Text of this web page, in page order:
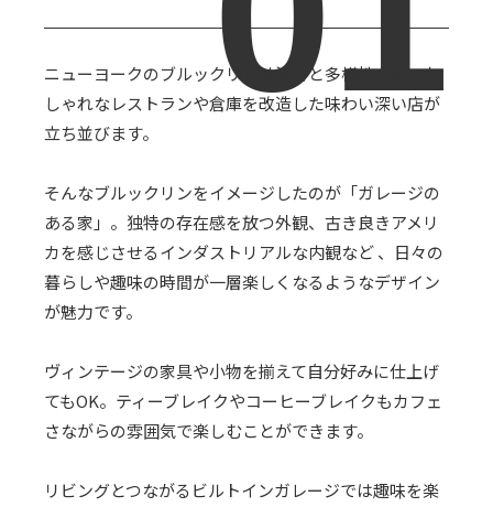
ニューヨークのブルックリンは流行と多様性の街。お
しゃれなレストランや倉庫を改造した味わい深い店が
立ち並びます。
そんなブルックリンをイメージしたのが「ガレージの
ある家」。独特の存在感を放つ外観、古き良きアメリ
カを感じさせるインダストリアルな内観など 、日々の
暮らしや趣味の時間が一層楽しくなるようなデザイン
が魅力です。
ヴィンテージの家具や小物を揃えて自分好みに仕上げ
てもOK。ティーブレイクやコーヒーブレイクもカフェ
さながらの雰囲気で楽しむことができます。
リビングとつながるビルトインガレージでは趣味を楽